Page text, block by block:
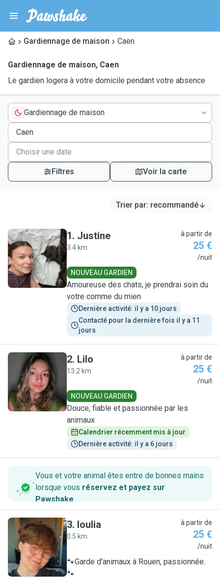
Gardiennage de maison Caen
Gardiennage de maison, Caen
Le gardien logera à votre domicile pendant votre absence
Gardiennage de maison
Filtres Voir la carte
Trier par: recommandé
J
1. Justine
3.4 km
à partir de
25 €
/nuit
NOUVEAU GARDIEN
Amoureuse des chats, je prendrai soin du
votre comme du mien
Dernière activité: il y a 10 jours
Contacté pour la dernière fois il y a 11
jours
L
2. Lilo
13.2 km
à partir de
25 €
/nuit
NOUVEAU GARDIEN
Douce, fiable et passionnée par les
animaux
Calendrier récemment mis à jour
Dernière activité: il y a 6 jours
Vous et votre animal êtes entre de bonnes mains
lorsque vous réservez et payez sur
Pawshake.
I
3. Ioulia
0.5 km
à partir de
25 €
/nuit
🐾Garde d'animaux à Rouen, passionnée.
🐾